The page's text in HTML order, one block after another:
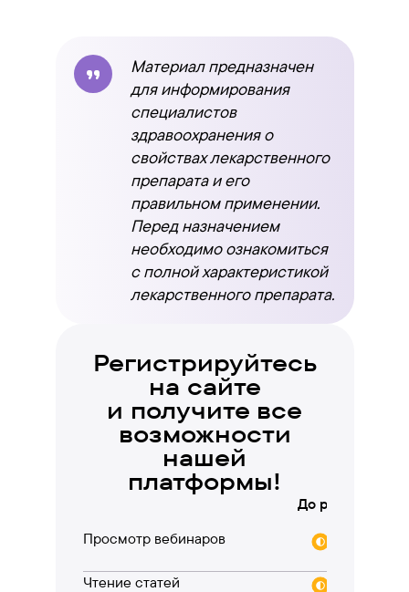
Материал предназначен
для информирования
специалистов
здравоохранения о
свойствах лекарственного
препарата и его
правильном применении.
Перед назначением
необходимо ознакомиться
с полной характеристикой
лекарственного препарата.
Регистрируйтесь
на сайте
и получите все
возможности
нашей
платформы!
До регистрации
Просмотр вебинаров
Чтение статей